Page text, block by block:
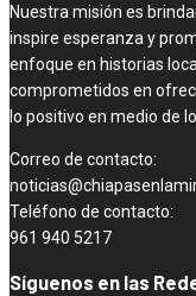
Nuestra misión es
inspire esperanza y
enfoque en historias
comprometidos en
lo positivo en medio de
Correo de contacto:
Teléfono de contacto:
961 940 5217
Síguenos en las